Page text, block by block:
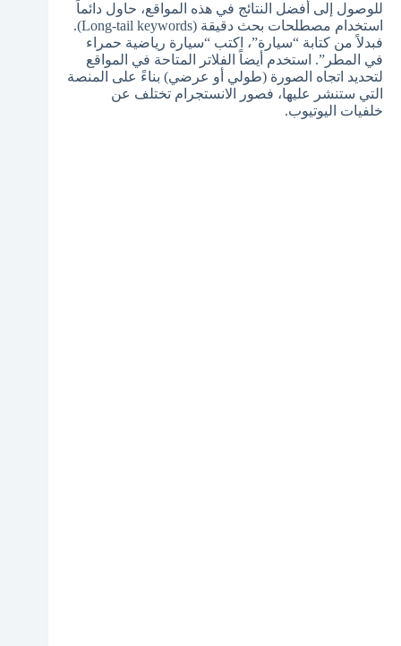
للوصول إلى أفضل النتائج في هذه المواقع، حاول دائماً
استخدام مصطلحات بحث دقيقة (Long-tail keywords).
فبدلاً من كتابة “سيارة”، اكتب “سيارة رياضية حمراء
في المطر”. استخدم أيضاً الفلاتر المتاحة في المواقع
لتحديد اتجاه الصورة (طولي أو عرضي) بناءً على المنصة
التي ستنشر عليها، فصور الانستجرام تختلف عن
خلفيات اليوتيوب.